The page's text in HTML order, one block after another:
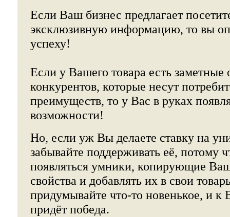
Если Ваш бизнес предлагает
эксклюзивную информацию, то вы
успеху!
Если у Вашего товара есть заметные
конкурентов, которые несут
преимуществ, то у Вас в руках
возможности!
Но, если уж Вы делаете ставку на
забывайте поддерживать её, потому
появляться умники, копирующие
свойства и добавлять их в свои
придумывайте что-то новенькое, и к
придёт победа.